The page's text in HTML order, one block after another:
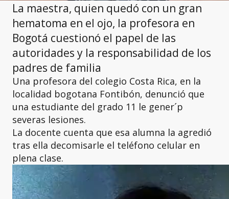
La maestra, quien quedó con un gran
hematoma en el ojo, la profesora en
Bogotá cuestionó el papel de las
autoridades y la responsabilidad de los
padres de familia
Una profesora del colegio Costa Rica, en la
localidad bogotana Fontibón, denunció que
una estudiante del grado 11 le gener´p
severas lesiones.
La docente cuenta que esa alumna la agredió
tras ella decomisarle el teléfono celular en
plena clase.